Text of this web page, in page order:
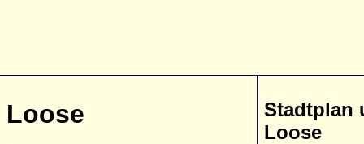
Loose
Stadtplan
Loose